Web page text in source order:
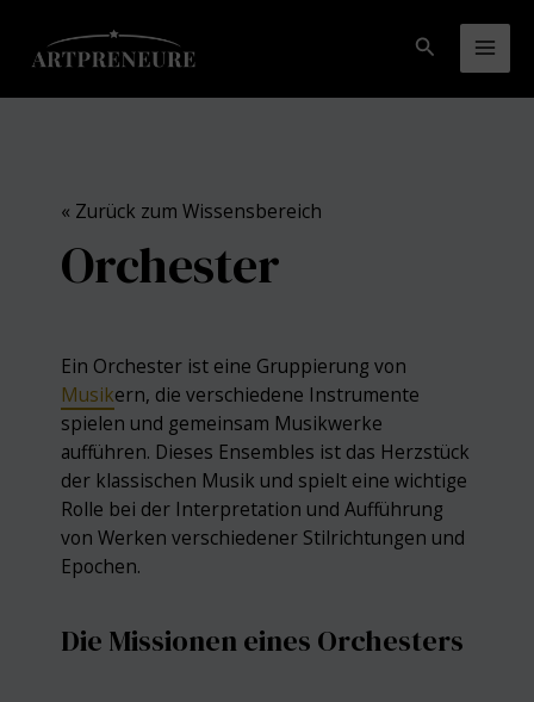
Inhalt
springen
Suchen
« Zurück zum Wissensbereich
Orchester
Ein Orchester ist eine Gruppierung von
Musikern, die verschiedene Instrumente
spielen und gemeinsam Musikwerke
aufführen. Dieses Ensembles ist das Herzstück
der klassischen Musik und spielt eine wichtige
Rolle bei der Interpretation und Aufführung
von Werken verschiedener Stilrichtungen und
Epochen.
Die Missionen eines Orchesters